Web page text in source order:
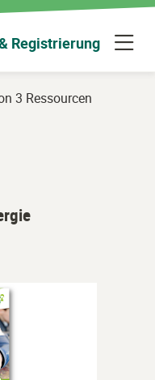
Registrierung
3 Ressourcen